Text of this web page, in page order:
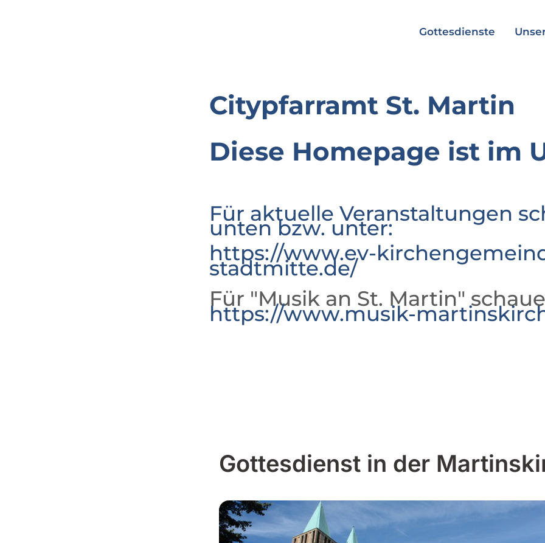
Gottesdienste
Citypfarramt St. Martin
Diese Homepage ist im
Für aktuelle Veranstaltungen
unten bzw. unter:
https://www.ev-
stadtmitte.de/
Für "Musik an St. Martin"
https://www.musik-
Gottesdienst in der